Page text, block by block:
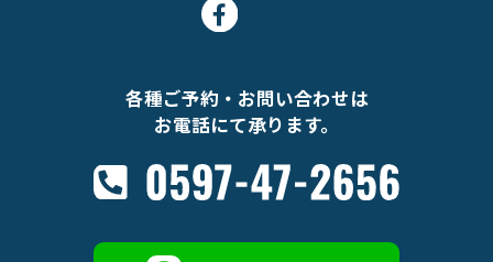
各種ご予約・お問い合わせは
お電話にて承ります。